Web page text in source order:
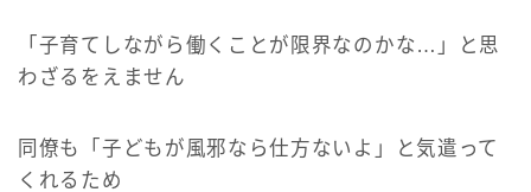
「子育てしながら働くことが限界なのかな…」と思
わざるをえません
同僚も「子どもが風邪なら仕方ないよ」と気遣って
くれるため